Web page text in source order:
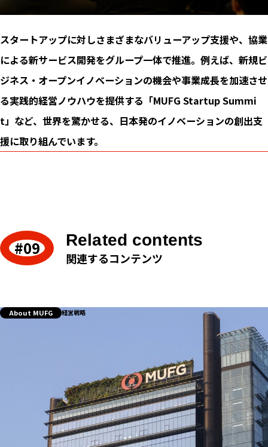
スタートアップに対しさまざまなバリューアップ支援や、協業
による新サービス開発をグループ一体で推進。例えば、新規ビ
ジネス・オープンイノベーションの機会や事業成長を加速させ
る実践的経営ノウハウを提供する「MUFG Startup Summi
t」など、世界を驚かせる、日本発のイノベーションの創出支
援に取り組んでいます。
Related contents
関連するコンテンツ
About MUFG 経営戦略